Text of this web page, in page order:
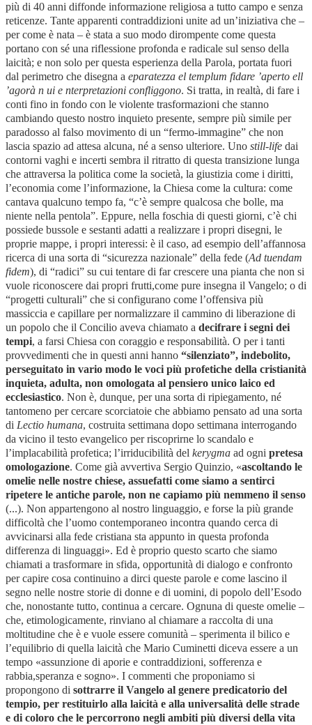
più di 40 anni diffonde informazione religiosa a tutto campo e senza
reticenze. Tante apparenti contraddizioni unite ad un’iniziativa che –
per come è nata – è stata a suo modo dirompente come questa
portano con sé una riflessione profonda e radicale sul senso della
laicità; e non solo per questa esperienza della Parola, portata fuori
dal perimetro che disegna a eparatezza el templum fidare ’aperto ell
’agorà n ui e nterpretazioni confliggono. Si tratta, in realtà, di fare i
conti fino in fondo con le violente trasformazioni che stanno
cambiando questo nostro inquieto presente, sempre più simile per
paradosso al falso movimento di un “fermo-immagine” che non
lascia spazio ad attesa alcuna, né a senso ulteriore. Uno still-life dai
contorni vaghi e incerti sembra il ritratto di questa transizione lunga
che attraversa la politica come la società, la giustizia come i diritti,
l’economia come l’informazione, la Chiesa come la cultura: come
cantava qualcuno tempo fa, “c’è sempre qualcosa che bolle, ma
niente nella pentola”. Eppure, nella foschia di questi giorni, c’è chi
possiede bussole e sestanti adatti a realizzare i propri disegni, le
proprie mappe, i propri interessi: è il caso, ad esempio dell’affannosa
ricerca di una sorta di “sicurezza nazionale” della fede (Ad tuendam
fidem), di “radici” su cui tentare di far crescere una pianta che non si
vuole riconoscere dai propri frutti,come pure insegna il Vangelo; o di
“progetti culturali” che si configurano come l’offensiva più
massiccia e capillare per normalizzare il cammino di liberazione di
un popolo che il Concilio aveva chiamato a decifrare i segni dei
tempi, a farsi Chiesa con coraggio e responsabilità. O per i tanti
provvedimenti che in questi anni hanno “silenziato”, indebolito,
perseguitato in vario modo le voci più profetiche della cristianità
inquieta, adulta, non omologata al pensiero unico laico ed
ecclesiastico. Non è, dunque, per una sorta di ripiegamento, né
tantomeno per cercare scorciatoie che abbiamo pensato ad una sorta
di Lectio humana, costruita settimana dopo settimana interrogando
da vicino il testo evangelico per riscoprirne lo scandalo e
l’implacabilità profetica; l’irriducibilità del kerygma ad ogni pretesa
omologazione. Come già avvertiva Sergio Quinzio, «ascoltando le
omelie nelle nostre chiese, assuefatti come siamo a sentirci
ripetere le antiche parole, non ne capiamo più nemmeno il senso
(...). Non appartengono al nostro linguaggio, e forse la più grande
difficoltà che l’uomo contemporaneo incontra quando cerca di
avvicinarsi alla fede cristiana sta appunto in questa profonda
differenza di linguaggi». Ed è proprio questo scarto che siamo
chiamati a trasformare in sfida, opportunità di dialogo e confronto
per capire cosa continuino a dirci queste parole e come lascino il
segno nelle nostre storie di donne e di uomini, di popolo dell’Esodo
che, nonostante tutto, continua a cercare. Ognuna di queste omelie –
che, etimologicamente, rinviano al chiamare a raccolta di una
moltitudine che è e vuole essere comunità – sperimenta il bilico e
l’equilibrio di quella laicità che Mario Cuminetti diceva essere a un
tempo «assunzione di aporie e contraddizioni, sofferenza e
rabbia,speranza e sogno». I commenti che proponiamo si
propongono di sottrarre il Vangelo al genere predicatorio del
tempio, per restituirlo alla laicità e alla universalità delle strade
e di coloro che le percorrono negli ambiti più diversi della vita